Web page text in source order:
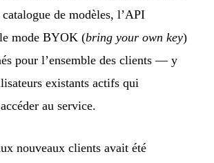
de modèles, l’API
mode BYOK (bring your own key)
pour l’ensemble des clients — y
existants actifs qui
au service.
nouveaux clients avait été